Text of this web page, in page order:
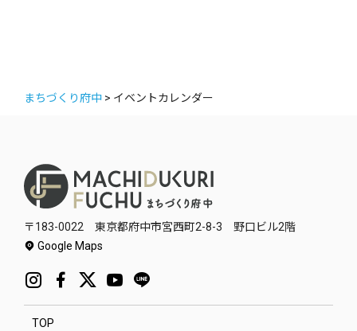
まちづくり府中 > イベントカレンダー
〒183-0022 東京都府中市宮西町2-8-3 野口ビル2階
Google Maps
TOP